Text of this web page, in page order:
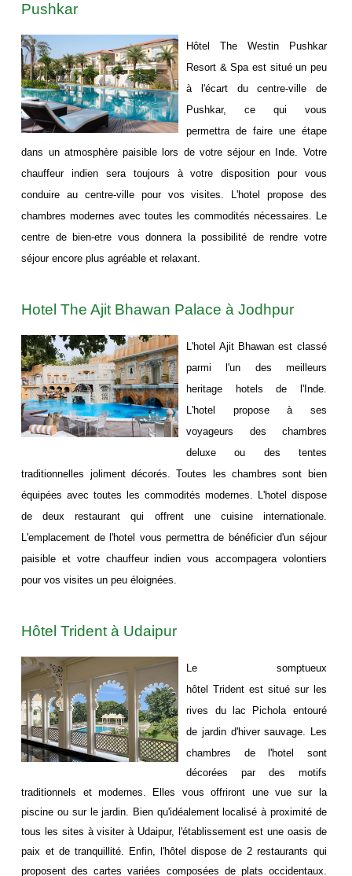
Pushkar
Hôtel The Westin Pushkar
Resort & Spa est situé un peu
à l'écart du centre-ville de
Pushkar, ce qui vous
permettra de faire une étape
dans un atmosphère paisible lors de votre séjour en Inde. Votre
chauffeur indien sera toujours à votre disposition pour vous
conduire au centre-ville pour vos visites. L'hotel propose des
chambres modernes avec toutes les commodités nécessaires. Le
centre de bien-etre vous donnera la possibilité de rendre votre
séjour encore plus agréable et relaxant.
Hotel The Ajit Bhawan Palace à Jodhpur
L'hotel Ajit Bhawan est classé
parmi l'un des meilleurs
heritage hotels de l'Inde.
L'hotel propose à ses
voyageurs des chambres
deluxe ou des tentes
traditionnelles joliment décorés. Toutes les chambres sont bien
équipées avec toutes les commodités modernes. L'hotel dispose
de deux restaurant qui offrent une cuisine internationale.
L'emplacement de l'hotel vous permettra de bénéficier d'un séjour
paisible et votre chauffeur indien vous accompagera volontiers
pour vos visites un peu éloignées.
Hôtel Trident à Udaipur
Le somptueux
hôtel Trident est situé sur les
rives du lac Pichola entouré
de jardin d'hiver sauvage. Les
chambres de l'hotel sont
décorées par des motifs
traditionnels et modernes. Elles vous offriront une vue sur la
piscine ou sur le jardin. Bien qu'idéalement localisé à proximité de
tous les sites à visiter à Udaipur, l'établissement est une oasis de
paix et de tranquillité. Enfin, l'hôtel dispose de 2 restaurants qui
proposent des cartes variées composées de plats occidentaux.